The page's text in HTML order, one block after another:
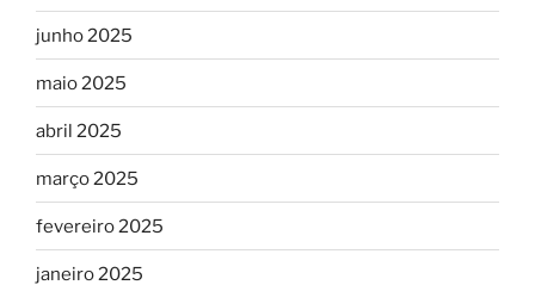
junho 2025
maio 2025
abril 2025
março 2025
fevereiro 2025
janeiro 2025